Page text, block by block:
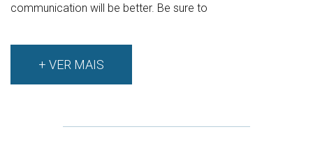
communication will be better. Be sure to
+ VER MAIS